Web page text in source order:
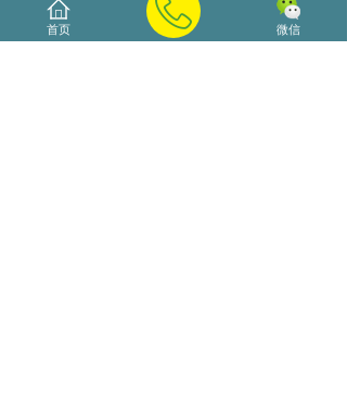
联系方式：
咨询电话：0898-66185800 66298600 /
首页 微信